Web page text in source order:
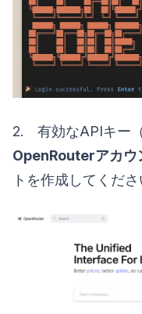
2. 有効なAPIキー（
OpenRouterアカウ
トを作成してくださ